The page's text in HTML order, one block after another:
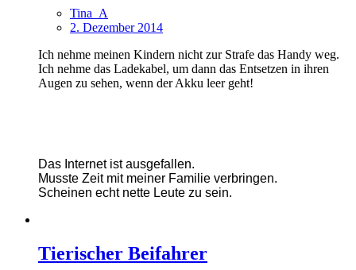
Tina_A
2. Dezember 2014
Ich nehme meinen Kindern nicht zur Strafe das Handy weg.
Ich nehme das Ladekabel, um dann das Entsetzen in ihren
Augen zu sehen, wenn der Akku leer geht!
Das Internet ist ausgefallen.
Musste Zeit mit meiner Familie verbringen.
Scheinen echt nette Leute zu sein.
Tierischer Beifahrer